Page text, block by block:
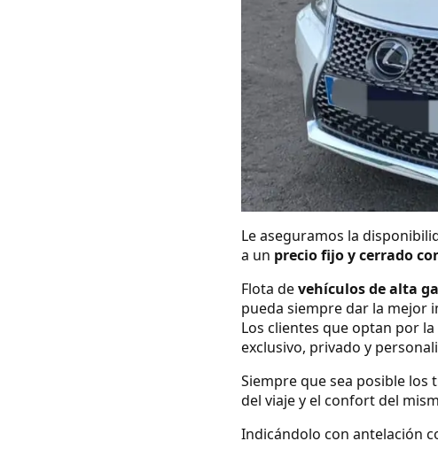
Le aseguramos la
a un precio fijo y cerrado
Flota devehículos de alta
pueda siempre dar la mejor
Los clientes que optan por
exclusivo, privado y
Siempre que sea posible
del viaje y el confort del
Indicándolo con antelación